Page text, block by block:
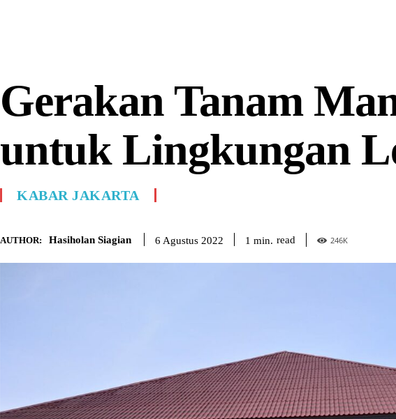
Gerakan Tanam
untuk Lingkungan
KABAR JAKARTA
AUTHOR: Hasiholan Siagian 6 Agustus 2022 1 min. read 246K